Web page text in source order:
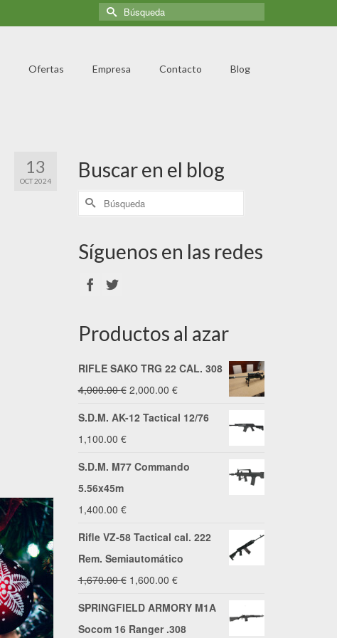
Ofertas Empresa Contacto Blog
13
OCT 2024 Buscar en el blog
Síguenos en las redes
Productos al azar
RIFLE SAKO TRG 22 CAL. 308
4,000.00€ El
precio
4,000.00 €.
2,000.00 €El
precio
2,000.00 €.
S.D.M. AK-12 Tactical 12/76
1,100.00 €
S.D.M. M77 Commando
5.56x45m
1,400.00 €
Rifle VZ-58 Tactical cal. 222
Rem. Semiautomático
1,670.00€ El
precio
original
1,600.00 €El
precio
SPRINGFIELD ARMORY M1A
Socom 16 Ranger .308